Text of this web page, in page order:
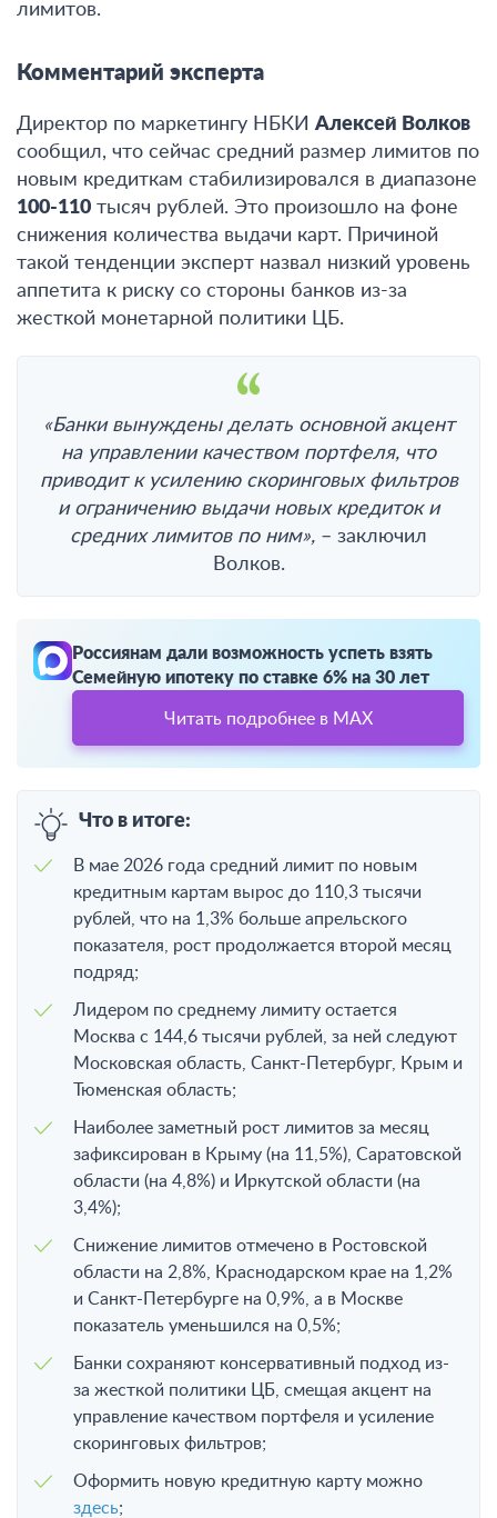
лимитов.
Комментарий эксперта
Директор по маркетингу НБКИ Алексей Волков
сообщил, что сейчас средний размер лимитов по
новым кредиткам стабилизировался в диапазоне
100-110 тысяч рублей. Это произошло на фоне
снижения количества выдачи карт. Причиной
такой тенденции эксперт назвал низкий уровень
аппетита к риску со стороны банков из-за
жесткой монетарной политики ЦБ.
«Банки вынуждены делать основной акцент
на управлении качеством портфеля, что
приводит к усилению скоринговых фильтров
и ограничению выдачи новых кредиток и
средних лимитов по ним», – заключил
Волков.
Россиянам дали возможность успеть взять
Семейную ипотеку по ставке 6% на 30 лет
Читать подробнее в MAX
Что в итоге:
В мае 2026 года средний лимит по новым
кредитным картам вырос до 110,3 тысячи
рублей, что на 1,3% больше апрельского
показателя, рост продолжается второй месяц
подряд;
Лидером по среднему лимиту остается
Москва с 144,6 тысячи рублей, за ней следуют
Московская область, Санкт-Петербург, Крым и
Тюменская область;
Наиболее заметный рост лимитов за месяц
зафиксирован в Крыму (на 11,5%), Саратовской
области (на 4,8%) и Иркутской области (на
3,4%);
Снижение лимитов отмечено в Ростовской
области на 2,8%, Краснодарском крае на 1,2%
и Санкт-Петербурге на 0,9%, а в Москве
показатель уменьшился на 0,5%;
Банки сохраняют консервативный подход из-
за жесткой политики ЦБ, смещая акцент на
управление качеством портфеля и усиление
скоринговых фильтров;
Оформить новую кредитную карту можно
здесь;